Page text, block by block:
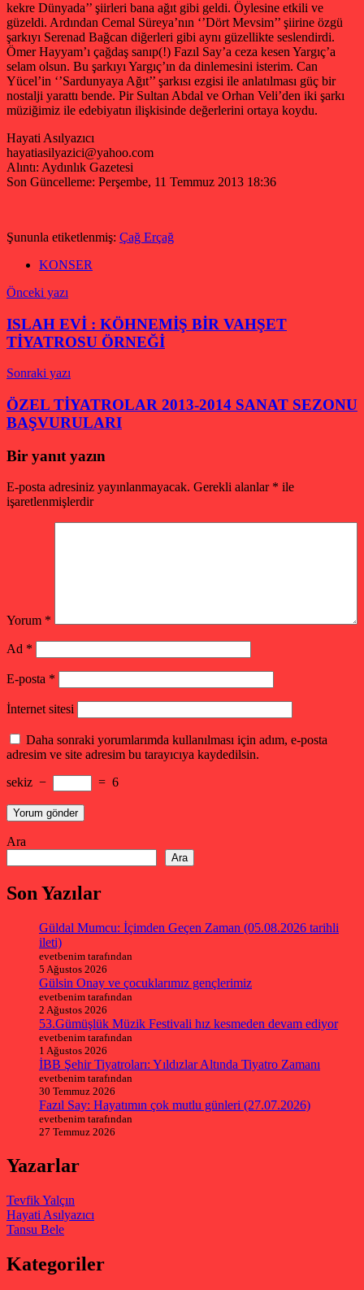
kekre Dünyada’’ şiirleri bana ağıt gibi geldi. Öylesine etkili ve
güzeldi. Ardından Cemal Süreya’nın ‘’Dört Mevsim’’ şiirine özgü
şarkıyı Serenad Bağcan diğerleri gibi aynı güzellikte seslendirdi.
Ömer Hayyam’ı çağdaş sanıp(!) Fazıl Say’a ceza kesen Yargıç’a
selam olsun. Bu şarkıyı Yargıç’ın da dinlemesini isterim. Can
Yücel’in ‘’Sardunyaya Ağıt’’ şarkısı ezgisi ile anlatılması güç bir
nostalji yarattı bende. Pir Sultan Abdal ve Orhan Veli’den iki şarkı
müziğimiz ile edebiyatın ilişkisinde değerlerini ortaya koydu.
Hayati Asılyazıcı
hayatiasilyazici@yahoo.com
Alıntı: Aydınlık Gazetesi
Son Güncelleme: Perşembe, 11 Temmuz 2013 18:36
Şununla etiketlenmiş: Çağ Erçağ
KONSER
Yazı
gezinmesi
Önceki yazı
ISLAH EVİ : KÖHNEMİŞ BİR VAHŞET
TİYATROSU ÖRNEĞİ
Sonraki yazı
ÖZEL TİYATROLAR 2013-2014 SANAT SEZONU
BAŞVURULARI
Bir yanıt yazın
E-posta adresiniz yayınlanmayacak. Gerekli alanlar * ile
işaretlenmişlerdir
Yorum *
Ad *
E-posta *
İnternet sitesi
Daha sonraki yorumlarımda kullanılması için adım, e-posta
adresim ve site adresim bu tarayıcıya kaydedilsin.
sekiz − = 6
Ara
Ara
Son Yazılar
Güldal Mumcu: İçimden Geçen Zaman (05.08.2026 tarihli
ileti)
evetbenim tarafından
5 Ağustos 2026
Gülsin Onay ve çocuklarımız gençlerimiz
evetbenim tarafından
2 Ağustos 2026
53.Gümüşlük Müzik Festivali hız kesmeden devam ediyor
evetbenim tarafından
1 Ağustos 2026
İBB Şehir Tiyatroları: Yıldızlar Altında Tiyatro Zamanı
evetbenim tarafından
30 Temmuz 2026
Fazıl Say: Hayatımın çok mutlu günleri (27.07.2026)
evetbenim tarafından
27 Temmuz 2026
Yazarlar
Tevfik Yalçın
Hayati Asılyazıcı
Tansu Bele
Kategoriler